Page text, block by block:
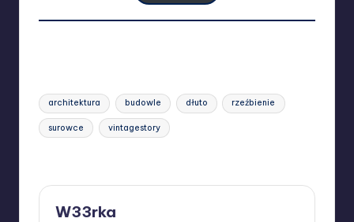
Tags:
architektura budowle dłuto rzeźbienie
surowce vintagestory
W33rka